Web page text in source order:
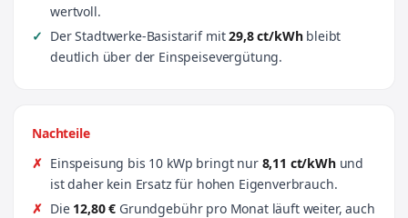
wertvoll.
Der Stadtwerke-Basistarif mit29,8 ct/kWhbleibt
deutlich über der Einspeisevergütung.
Nachteile
Einspeisung bis 10 kWp bringt nur 8,11 ct/kWhund
ist daher kein Ersatz für hohen Eigenverbrauch.
Die 12,80 € Grundgebühr pro Monat läuft weiter, auch